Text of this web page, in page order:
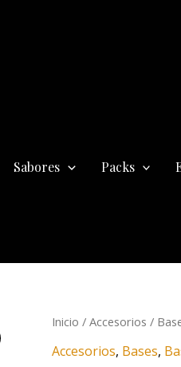
Sabores Packs
Inicio / Accesorios /
Accesorios, Bases,
Base
Oduman